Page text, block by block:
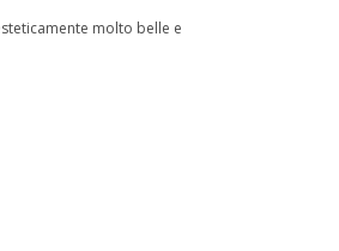
molto belle e